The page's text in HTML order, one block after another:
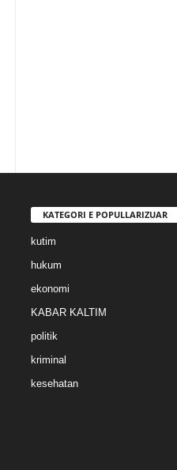
KATEGORI E POPULLARIZUAR
kutim
hukum
ekonomi
KABAR KALTIM
politik
kriminal
kesehatan